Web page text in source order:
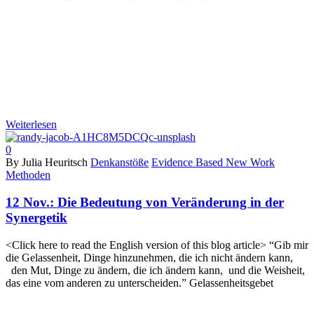
Weiterlesen
0
By Julia Heuritsch Denkanstöße Evidence Based New Work
Methoden
12 Nov.: Die Bedeutung von Veränderung in der
Synergetik
<Click here to read the English version of this blog article> “Gib mir
die Gelassenheit, Dinge hinzunehmen, die ich nicht ändern kann,
den Mut, Dinge zu ändern, die ich ändern kann, und die Weisheit,
das eine vom anderen zu unterscheiden.” Gelassenheitsgebet